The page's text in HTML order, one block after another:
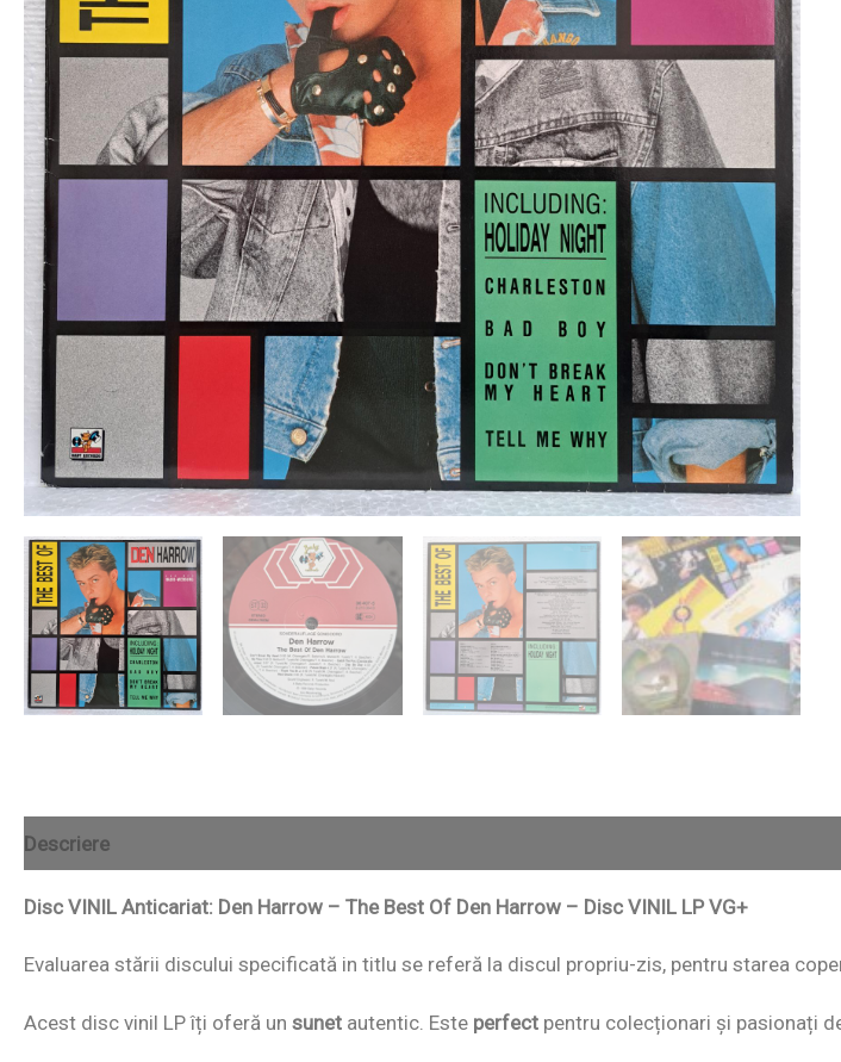
Descriere
Disc VINIL Anticariat: Den Harrow – The Best Of Den Harrow – Disc VINIL LP VG+
Evaluarea stării discului specificată in titlu se referă la discul propriu-zis, pentru starea
Acest disc vinil LP îți oferă un sunet autentic. Este perfect pentru colecționari și pasionați